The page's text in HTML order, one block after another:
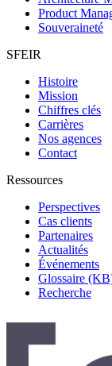
Product
Souveraineté
SFEIR
Histoire
Mission
Chiffres clés
Carrières
Nos agences
Contact
Ressources
Perspectives
Cas clients
Partenaires
Actualités
Événements
Glossaire
Recherche